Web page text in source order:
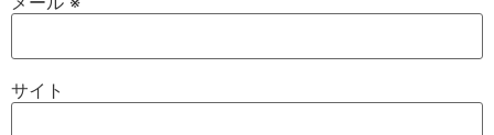
サイト